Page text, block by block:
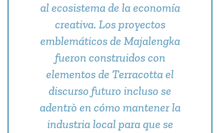
al ecosistema de la economía
creativa. Los proyectos
emblemáticos de Majalengka
fueron construidos con
elementos de Terracotta el
discurso futuro incluso se
adentrò en cómo mantener la
industria local para que se